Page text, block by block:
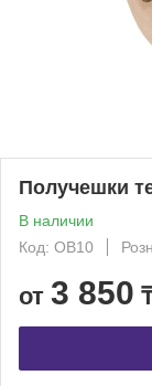
Получешки
В наличии
Код: OB10
от 3 850